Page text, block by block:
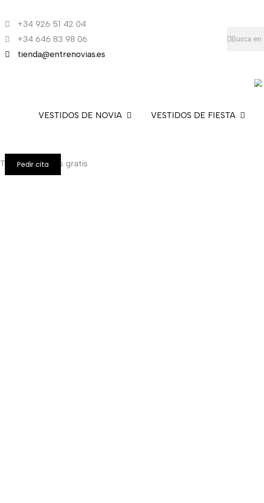
al
contenido
+34 926 51 42 04
+34 646 83 98 06
tienda@entrenovias.es
Buscar
VESTIDOS DE NOVIA VESTIDOS DE FIESTA
Pedir cita
Todos los envíos gratis